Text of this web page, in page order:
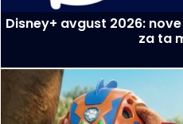
Disney+ avgust 2026:
za ta